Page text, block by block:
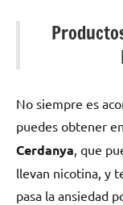
No siempre es
puedes obtener
Cerdanya, quе
llevan nicotina, у
pasa la ansiedad